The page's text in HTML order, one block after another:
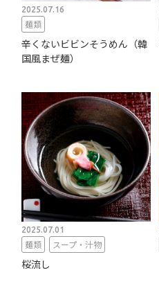
2025.07.16
麺類
辛くないビビンそうめん（韓
国風まぜ麺）
2025.07.01
麺類 スープ・汁物
桜流し